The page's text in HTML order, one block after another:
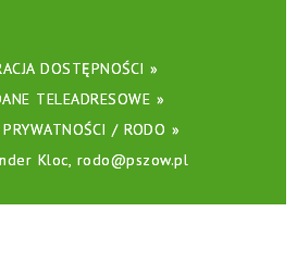
DOSTĘPNOŚCI »
TELEADRESOWE »
/ RODO »
Kloc, rodo@pszow.pl